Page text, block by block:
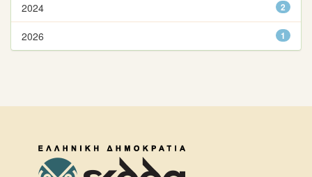
2
2024
1
2026